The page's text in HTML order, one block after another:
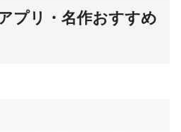
プリ・名作おすすめ